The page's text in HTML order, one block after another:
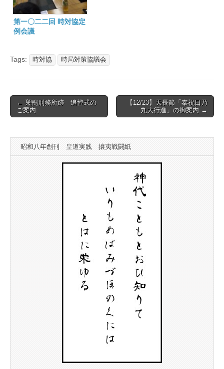
第一〇二二回 時対協定
例会議
Tags: 時対協 時局対策協議会
Post
navigation
← 巣鴨刑務所跡 追悼式の
ご案内
【12/23】天長節「奉祝日乃
丸大行進」の御案内 →
昭和八年創刊 皇道実践 攘夷戦闘紙